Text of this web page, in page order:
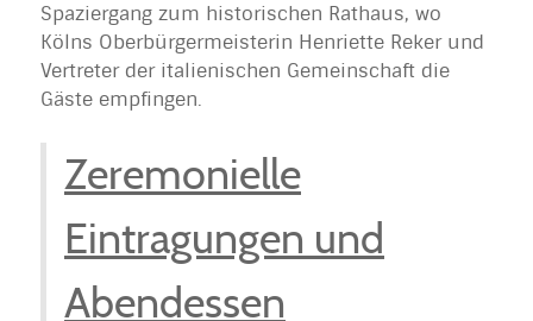
Spaziergang zum historischen Rathaus, wo
Kölns Oberbürgermeisterin Henriette Reker und
Vertreter der italienischen Gemeinschaft die
Gäste empfingen.
Zeremonielle
Eintragungen und
Abendessen